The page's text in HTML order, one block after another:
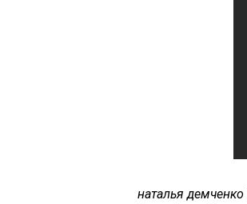
наталья демченко